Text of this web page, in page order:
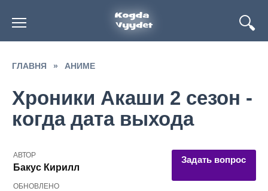
содержанию
ГЛАВНЯ » АНИМЕ
Хроники Акаши 2 сезон -
когда дата выхода
АВТОР
Бакус Кирилл
Задать вопрос
ОБНОВЛЕНО